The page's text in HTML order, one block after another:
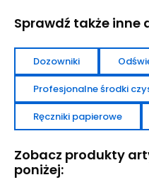
Sprawdź także inne
Dozowniki
Profesjonalne środki
Ręczniki papierowe
Zobacz produkty
poniżej: